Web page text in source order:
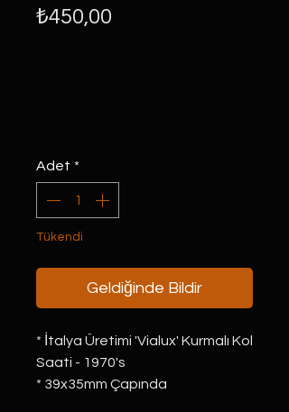
₺450,00
Adet *
Tükendi
Geldiğinde Bildir
* İtalya Üretimi 'Vialux' Kurmalı Kol
Saati - 1970's
* 39x35mm Çapında